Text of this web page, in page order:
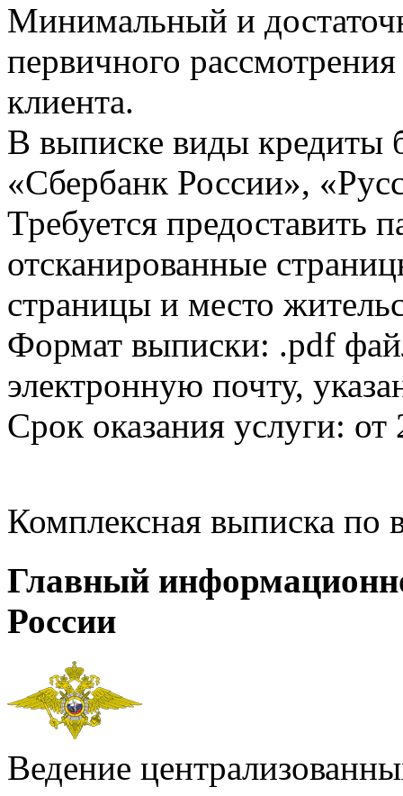
Минимальный и
первичного
клиента.
В выписке виды кредиты
«Сбербанк России»,
Требуется предоставить
отсканированные
страницы и место
Формат выписки: .pdf
электронную почту,
Срок оказания услуги: от
Комплексная выписка
Главный
России
Ведение